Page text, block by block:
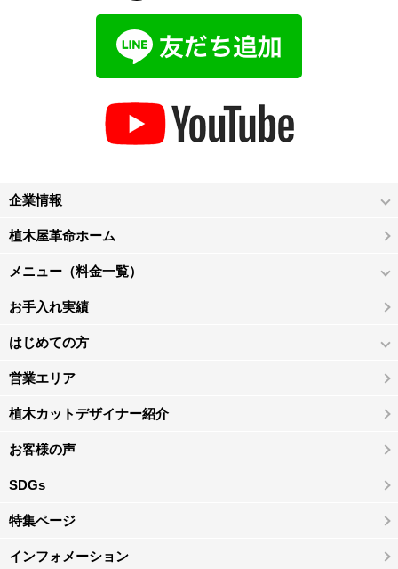
企業情報
植木屋革命ホーム
メニュー（料金一覧）
お手入れ実績
はじめての方
営業エリア
植木カットデザイナー紹介
お客様の声
SDGs
特集ページ
インフォメーション